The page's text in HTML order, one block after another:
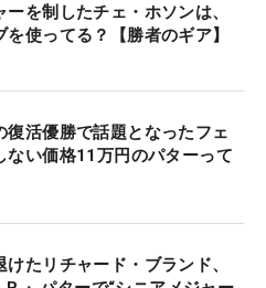
ーを制したチェ・ホソンは、
を使ってる？【勝者のギア】
復活優勝で話題となったフェ
ない価格11万円のパターって
たリチャード・ブランド、